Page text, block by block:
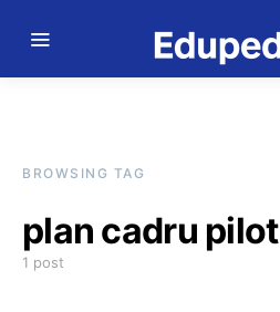
BROWSING TAG
plan cadru pilot
1 post